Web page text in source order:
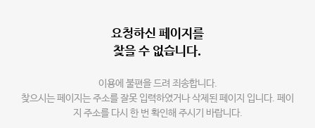
요청하신 페이지를
찾을 수 없습니다.
이용에 불편을 드려 죄송합니다.
찾으시는 페이지는 주소를 잘못 입력하였거나 삭제된 페이지 입니다. 페이
지 주소를 다시 한 번 확인해 주시기 바랍니다.